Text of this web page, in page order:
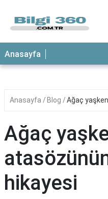
ANASAYFA
Anasayfa
Anasayfa Blog Ağaç
Ağaç
hikayesi